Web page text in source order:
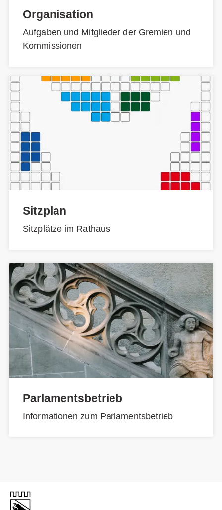
Organisation
Aufgaben und Mitglieder der Gremien und
Kommissionen
Sitzplan
Sitzplätze im Rathaus
Parlamentsbetrieb
Informationen zum Parlamentsbetrieb